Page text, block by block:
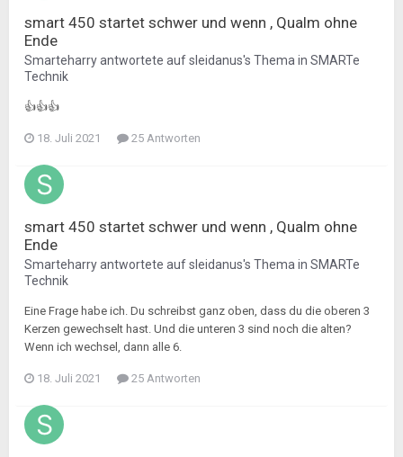
smart 450 startet schwer und wenn , Qualm ohne
Ende
Smarteharryantwortete aufsleidanus's Thema in SMARTe
Technik
👍👍👍
18. Juli 2021 25 Antworten
smart 450 startet schwer und wenn , Qualm ohne
Ende
Smarteharryantwortete aufsleidanus's Thema in SMARTe
Technik
Eine Frage habe ich. Du schreibst ganz oben, dass du die oberen 3
Kerzen gewechselt hast. Und die unteren 3 sind noch die alten?
Wenn ich wechsel, dann alle 6.
18. Juli 2021 25 Antworten